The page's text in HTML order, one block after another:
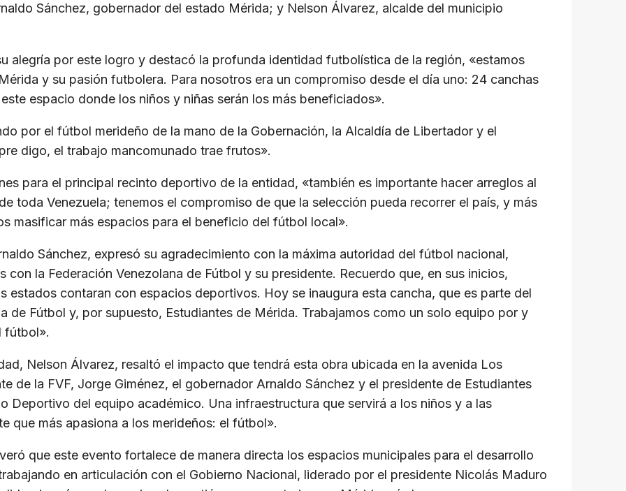
Sánchez, gobernador del estado Mérida; y Nelson Álvarez, alcalde del municipio
alegría por este logro y destacó la profunda identidad futbolística de la región, «estamos
y su pasión futbolera. Para nosotros era un compromiso desde el día uno: 24 canchas
espacio donde los niños y niñas serán los más beneficiados».
por el fútbol merideño de la mano de la Gobernación, la Alcaldía de Libertador y el
digo, el trabajo mancomunado trae frutos».
para el principal recinto deportivo de la entidad, «también es importante hacer arreglos al
toda Venezuela; tenemos el compromiso de que la selección pueda recorrer el país, y más
masificar más espacios para el beneficio del fútbol local».
Sánchez, expresó su agradecimiento con la máxima autoridad del fútbol nacional,
la Federación Venezolana de Fútbol y su presidente. Recuerdo que, en sus inicios,
estados contaran con espacios deportivos. Hoy se inaugura esta cancha, que es parte del
de Fútbol y, por supuesto, Estudiantes de Mérida. Trabajamos como un solo equipo por y
fútbol».
Nelson Álvarez, resaltó el impacto que tendrá esta obra ubicada en la avenida Los
de la FVF, Jorge Giménez, el gobernador Arnaldo Sánchez y el presidente de Estudiantes
Deportivo del equipo académico. Una infraestructura que servirá a los niños y a las
que más apasiona a los merideños: el fútbol».
que este evento fortalece de manera directa los espacios municipales para el desarrollo
en articulación con el Gobierno Nacional, liderado por el presidente Nicolás Maduro